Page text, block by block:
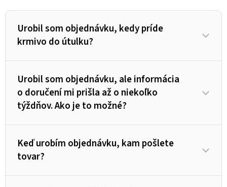
Urobil som objednávku, kedy príde
krmivo do útulku?
Urobil som objednávku, ale informácia
o doručení mi prišla až o niekoľko
týždňov. Ako je to možné?
Keď urobím objednávku, kam pošlete
tovar?